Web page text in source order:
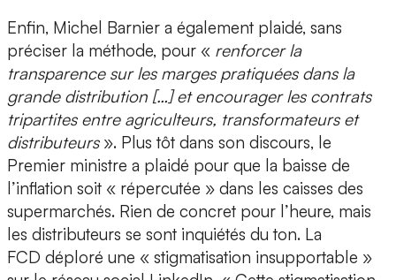
Enfin, Michel Barnier a également plaidé, sans
préciser la méthode, pour « renforcer la
transparence sur les marges pratiquées dans la
grande distribution […] et encourager les contrats
tripartites entre agriculteurs, transformateurs et
distributeurs». Plus tôt dans son discours, le
Premier ministre a plaidé pour que la baisse de
l’inflation soit « répercutée » dans les caisses des
supermarchés. Rien de concret pour l’heure, mais
les distributeurs se sont inquiétés du ton. La
FCD déploré une « stigmatisation insupportable »